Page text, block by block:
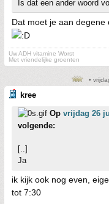
Is dat een ander woord
Dat moet je aan
Uw ADH vitamine Worst
Met vriendelijke groenten
•
kree
Op vrijdag 26
volgende:
[..]
Ja
ik kijk ook nog even,
tot 7:30